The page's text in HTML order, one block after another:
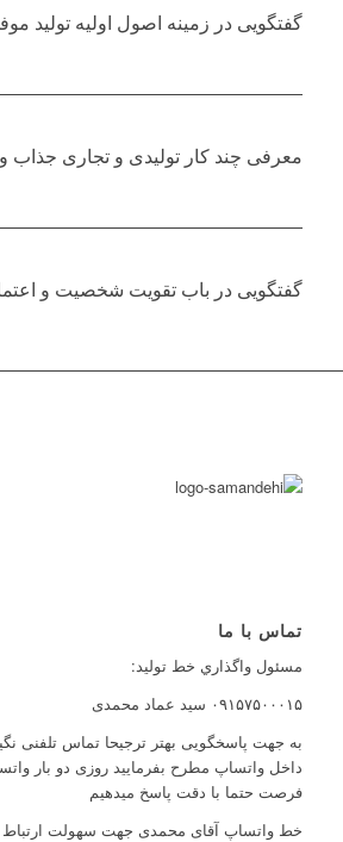
گفتگویی در زمینه اصول اولیه تولید
معرفی چند کار تولیدی و تجاری جذاب
گفتگویی در باب تقویت شخصیت و
تماس با ما
مسئول واگذاري خط توليد:
۰۹۱۵۷۵۰۰۰۱۵ سید عماد محمدی
به جهت پاسخگویی بهتر ترجیحا تماس تلفنی
داخل واتساپ مطرح بفرمایید روزی دو بار
فرصت حتما با دقت پاسخ میدهیم
خط واتساپ آقای محمدی جهت سهولت ارتباط